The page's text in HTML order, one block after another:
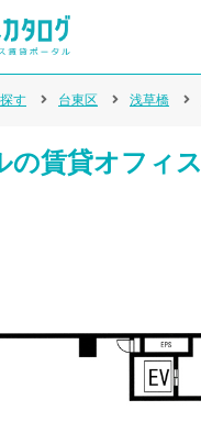
す 台東区 浅草橋
の賃貸オフィス